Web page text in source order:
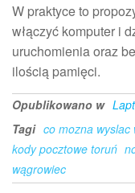
W praktyce to
włączyć komputer i
uruchomienia oraz
ilością pamięci.
Opublikowano w
Tagi co mozna wyslac
kody pocztowe toruń
wągrowiec